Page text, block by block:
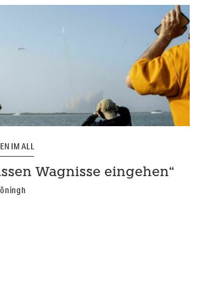
IM ALL
Wagnisse eingehen“